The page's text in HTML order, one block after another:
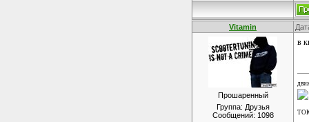
Vitamin
Прошаренный
Группа: Друзья
Сообщений: 1098
в